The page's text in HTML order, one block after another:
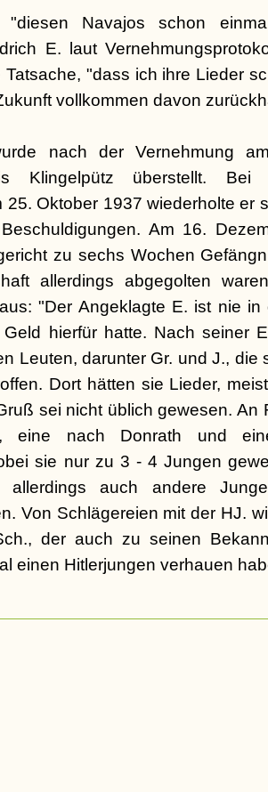
Navajos schon
E. laut
"dass ich ihre Lieder
vollkommen davon
nach der Vernehmung
Klingelpütz überstellt.
25. Oktober 1937 wiederholte er
Am 16.
zu sechs Wochen
allerdings abgegolten
"Der Angeklagte E. ist nie
hierfür hatte. Nach seiner
Leuten, darunter Gr. und J., die
Dort hätten sie Lieder,
sei nicht üblich gewesen. An
eine nach Donrath und
sie nur zu 3 - 4 Jungen
allerdings auch andere
Von Schlägereien mit der HJ.
der auch zu seinen
einen Hitlerjungen verhauen